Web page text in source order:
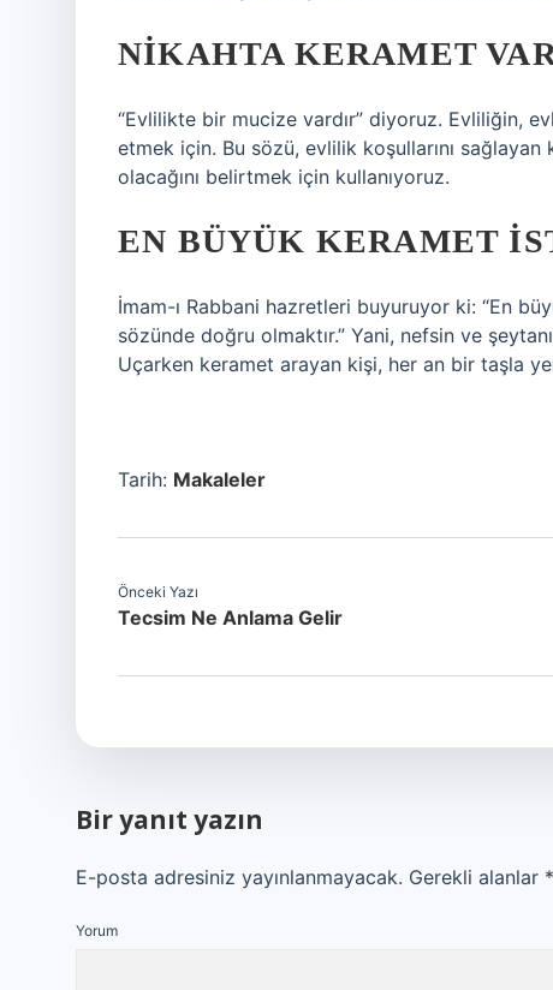
NIKAHTA KERAMET
“Evlilikte bir mucize vardır” diyoruz. Evliliğin,
etmek için. Bu sözü, evlilik koşullarını
olacağını belirtmek için kullanıyoruz.
EN BÜYÜK KERAMET
İmam-ı Rabbani hazretleri buyuruyor ki: “En
sözünde doğru olmaktır.” Yani, nefsin ve
Uçarken keramet arayan kişi, her an bir taşla
Tarih: Makaleler
Önceki Yazı
Tecsim Ne Anlama Gelir
Bir yanıt yazın
E-posta adresiniz yayınlanmayacak. Gerekli alanlar *
Yorum